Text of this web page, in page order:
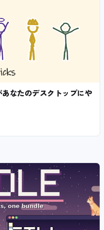
なたのデスクトップにや